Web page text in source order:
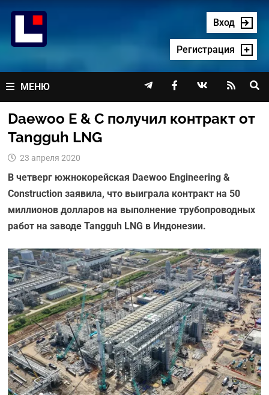
содержимому
Вход
Регистрация
МЕНЮ    
Daewoo E & C получил контракт от
Tangguh LNG
23 апреля 2020
В четверг южнокорейская Daewoo Engineering &
Construction заявила, что выиграла контракт на 50
миллионов долларов на выполнение трубопроводных
работ на заводе Tangguh LNG в Индонезии.